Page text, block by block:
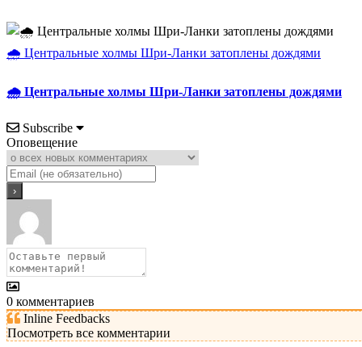
🌧️ Центральные холмы Шри-Ланки затоплены дождями
🌧️ Центральные холмы Шри-Ланки затоплены дождями
Subscribe
Оповещение
0 комментариев
Inline Feedbacks
Посмотреть все комментарии